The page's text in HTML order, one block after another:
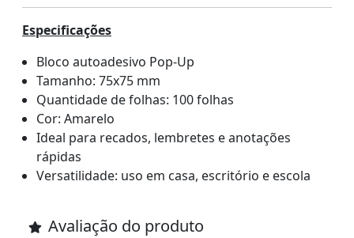
Especificações
Bloco autoadesivo Pop-Up
Tamanho: 75x75 mm
Quantidade de folhas: 100 folhas
Cor: Amarelo
Ideal para recados, lembretes e anotações
rápidas
Versatilidade: uso em casa, escritório e escola
Avaliação do produto